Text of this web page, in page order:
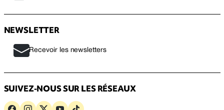
NEWSLETTER
Recevoir les newsletters
SUIVEZ-NOUS SUR LES RÉSEAUX